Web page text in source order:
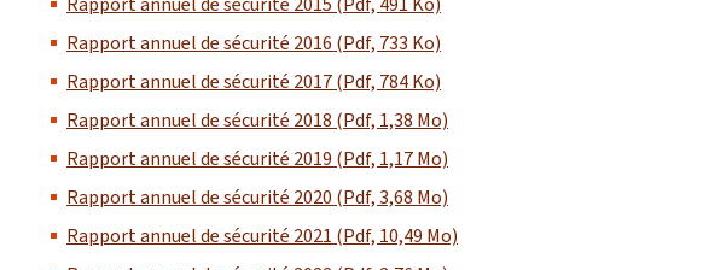
Rapport annuel de sécurité 2016 (Pdf, 733 Ko)
Rapport annuel de sécurité 2017 (Pdf, 784 Ko)
Rapport annuel de sécurité 2018 (Pdf, 1,38 Mo)
Rapport annuel de sécurité 2019 (Pdf, 1,17 Mo)
Rapport annuel de sécurité 2020 (Pdf, 3,68 Mo)
Rapport annuel de sécurité 2021 (Pdf, 10,49 Mo)